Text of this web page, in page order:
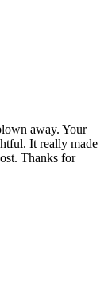
away. Your
It really made
Thanks for